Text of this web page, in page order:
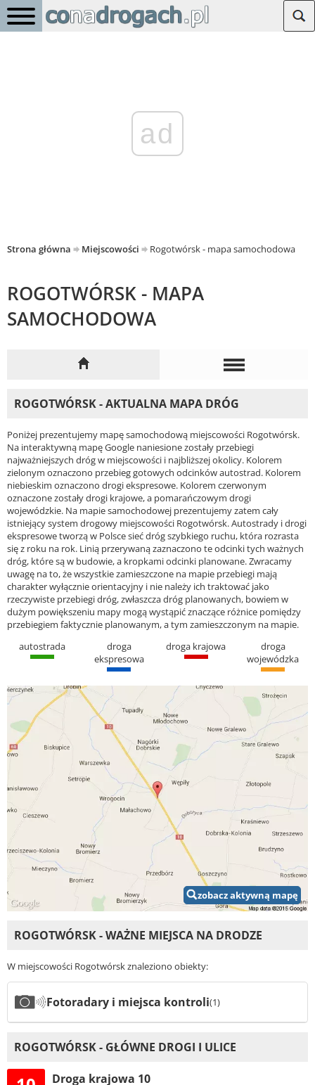
ad
Strona główna Miejscowości Rogotwórsk - mapa samochodowa
ROGOTWÓRSK - MAPA
SAMOCHODOWA
ROGOTWÓRSK - AKTUALNA MAPA DRÓG
Poniżej prezentujemy mapę samochodową miejscowości Rogotwórsk.
Na interaktywną mapę Google naniesione zostały przebiegi
najważniejszych dróg w miejscowości i najbliższej okolicy. Kolorem
zielonym oznaczono przebieg gotowych odcinków autostrad. Kolorem
niebieskim oznaczono drogi ekspresowe. Kolorem czerwonym
oznaczone zostały drogi krajowe, a pomarańczowym drogi
wojewódzkie. Na mapie samochodowej prezentujemy zatem cały
istniejący system drogowy miejscowości Rogotwórsk. Autostrady i drogi
ekspresowe tworzą w Polsce sieć dróg szybkiego ruchu, która rozrasta
się z roku na rok. Linią przerywaną zaznaczono te odcinki tych ważnych
dróg, które są w budowie, a kropkami odcinki planowane. Zwracamy
uwagę na to, że wszystkie zamieszczone na mapie przebiegi mają
charakter wyłącznie orientacyjny i nie należy ich traktować jako
rzeczywiste przebiegi dróg, zwłaszcza dróg planowanych, bowiem w
dużym powiększeniu mapy mogą wystąpić znaczące różnice pomiędzy
przebiegiem faktycznie planowanym, a tym zamieszczonym na mapie.
autostrada
droga
ekspresowa
droga krajowa
droga
wojewódzka
zobacz aktywną mapę
ROGOTWÓRSK - WAŻNE MIEJSCA NA DRODZE
W miejscowości Rogotwórsk znaleziono obiekty:
Fotoradary i miejsca kontroli(1)
ROGOTWÓRSK - GŁÓWNE DROGI I ULICE
Droga krajowa 10